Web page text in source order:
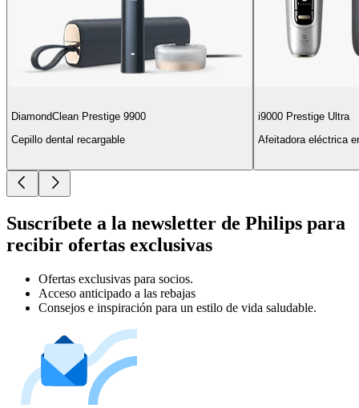
DiamondClean Prestige 9900
Cepillo dental recargable
i9000 Prestige Ultra
Afeitadora eléctrica
Suscríbete a la newsletter de Philips para
recibir ofertas exclusivas
Ofertas exclusivas para socios.
Acceso anticipado a las rebajas
Consejos e inspiración para un estilo de vida saludable.